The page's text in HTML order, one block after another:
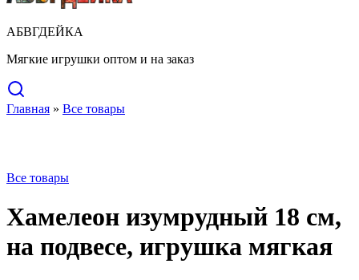
АБВГДЕЙКА
Мягкие игрушки оптом и на заказ
Главная » Все товары
Все товары
Хамелеон изумрудный 18 см,
на подвесе, игрушка мягкая